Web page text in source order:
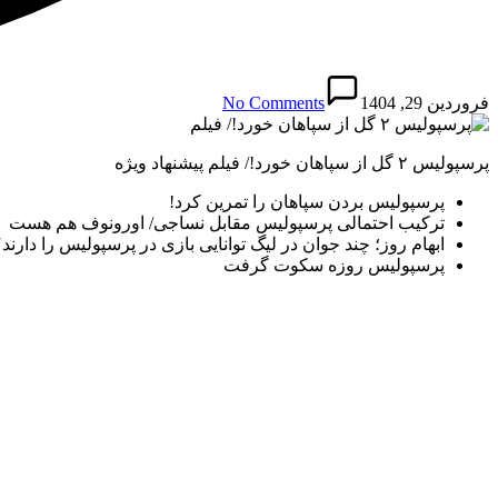
فروردین 29, 1404 No Comments
پرسپولیس ۲ گل از سپاهان خورد!/ فیلم پیشنهاد ویژه
پرسپولیس بردن سپاهان را تمرین کرد!
ترکیب احتمالی پرسپولیس مقابل نساجی/ اورونوف هم هست
ابهام روز؛ چند جوان در لیگ توانایی بازی در پرسپولیس را
پرسپولیس روزه سکوت گرفت